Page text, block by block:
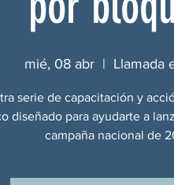
mié, 08 abr
  |
Llamada
serie de capacitación y
diseñado para ayudarte a
campaña nacional de